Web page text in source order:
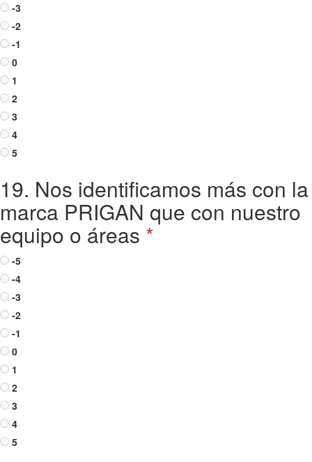
-3
-2
-1
0
1
2
3
4
5
19. Nos identificamos más con la
marca PRIGAN que con nuestro
equipo o áreas *
-5
-4
-3
-2
-1
0
1
2
3
4
5